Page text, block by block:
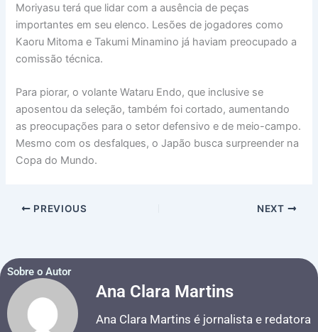
Moriyasu terá que lidar com a ausência de peças
importantes em seu elenco. Lesões de jogadores como
Kaoru Mitoma e Takumi Minamino já haviam preocupado a
comissão técnica.
Para piorar, o volante Wataru Endo, que inclusive se
aposentou da seleção, também foi cortado, aumentando
as preocupações para o setor defensivo e de meio-campo.
Mesmo com os desfalques, o Japão busca surpreender na
Copa do Mundo.
PREVIOUS NEXT
Sobre o Autor
Ana Clara Martins
Ana Clara Martins é jornalista e redatora